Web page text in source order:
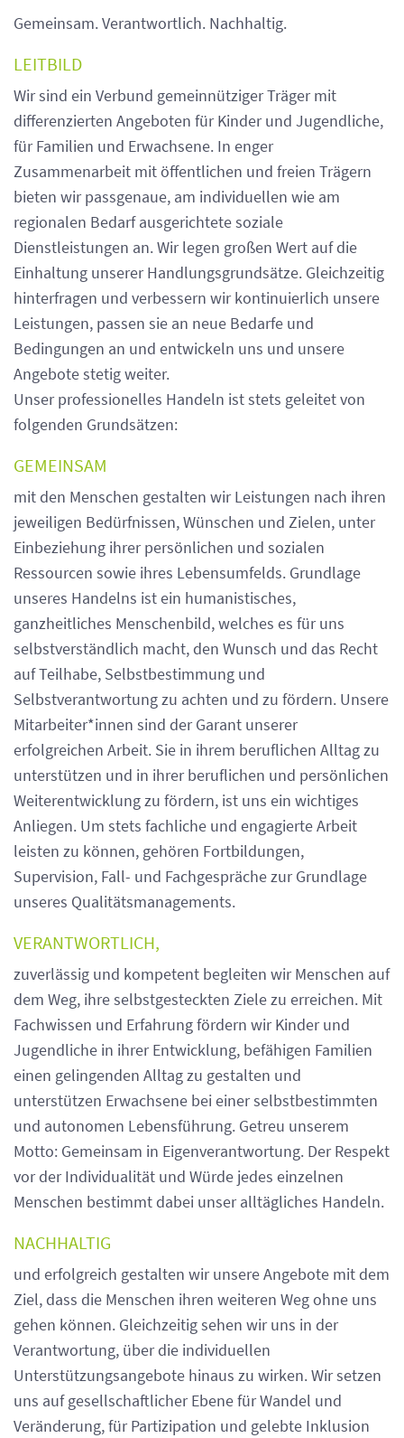
Gemeinsam. Verantwortlich. Nachhaltig.
LEITBILD
Wir sind ein Verbund gemeinnütziger Träger mit
differenzierten Angeboten für Kinder und Jugendliche,
für Familien und Erwachsene. In enger
Zusammenarbeit mit öffentlichen und freien Trägern
bieten wir passgenaue, am individuellen wie am
regionalen Bedarf ausgerichtete soziale
Dienstleistungen an. Wir legen großen Wert auf die
Einhaltung unserer Handlungsgrundsätze. Gleichzeitig
hinterfragen und verbessern wir kontinuierlich unsere
Leistungen, passen sie an neue Bedarfe und
Bedingungen an und entwickeln uns und unsere
Angebote stetig weiter.
Unser professionelles Handeln ist stets geleitet von
folgenden Grundsätzen:
GEMEINSAM
mit den Menschen gestalten wir Leistungen nach ihren
jeweiligen Bedürfnissen, Wünschen und Zielen, unter
Einbeziehung ihrer persönlichen und sozialen
Ressourcen sowie ihres Lebensumfelds. Grundlage
unseres Handelns ist ein humanistisches,
ganzheitliches Menschenbild, welches es für uns
selbstverständlich macht, den Wunsch und das Recht
auf Teilhabe, Selbstbestimmung und
Selbstverantwortung zu achten und zu fördern. Unsere
Mitarbeiter*innen sind der Garant unserer
erfolgreichen Arbeit. Sie in ihrem beruflichen Alltag zu
unterstützen und in ihrer beruflichen und persönlichen
Weiterentwicklung zu fördern, ist uns ein wichtiges
Anliegen. Um stets fachliche und engagierte Arbeit
leisten zu können, gehören Fortbildungen,
Supervision, Fall- und Fachgespräche zur Grundlage
unseres Qualitätsmanagements.
VERANTWORTLICH,
zuverlässig und kompetent begleiten wir Menschen auf
dem Weg, ihre selbstgesteckten Ziele zu erreichen. Mit
Fachwissen und Erfahrung fördern wir Kinder und
Jugendliche in ihrer Entwicklung, befähigen Familien
einen gelingenden Alltag zu gestalten und
unterstützen Erwachsene bei einer selbstbestimmten
und autonomen Lebensführung. Getreu unserem
Motto: Gemeinsam in Eigenverantwortung. Der Respekt
vor der Individualität und Würde jedes einzelnen
Menschen bestimmt dabei unser alltägliches Handeln.
NACHHALTIG
und erfolgreich gestalten wir unsere Angebote mit dem
Ziel, dass die Menschen ihren weiteren Weg ohne uns
gehen können. Gleichzeitig sehen wir uns in der
Verantwortung, über die individuellen
Unterstützungsangebote hinaus zu wirken. Wir setzen
uns auf gesellschaftlicher Ebene für Wandel und
Veränderung, für Partizipation und gelebte Inklusion